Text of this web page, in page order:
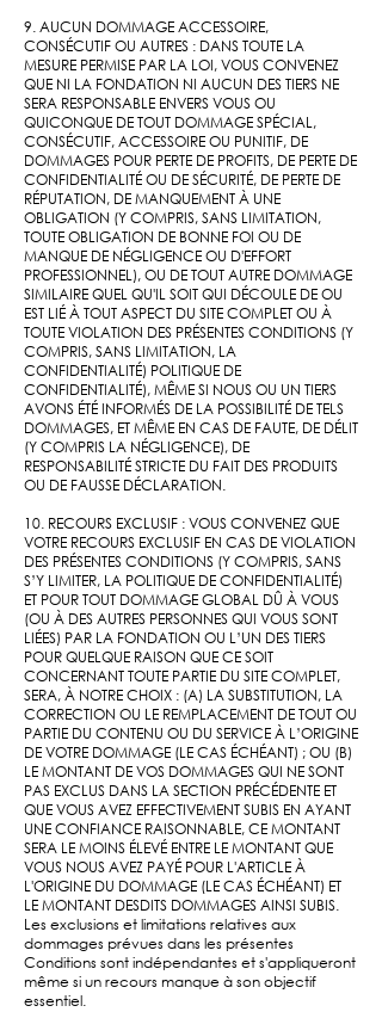
9. AUCUN DOMMAGE ACCESSOIRE,
CONSÉCUTIF OU AUTRES : DANS TOUTE LA
MESURE PERMISE PAR LA LOI, VOUS CONVENEZ
QUE NI LA ​​FONDATION NI AUCUN DES TIERS NE
SERA RESPONSABLE ENVERS VOUS OU
QUICONQUE DE TOUT DOMMAGE SPÉCIAL,
CONSÉCUTIF, ACCESSOIRE OU PUNITIF, DE
DOMMAGES POUR PERTE DE PROFITS, DE PERTE DE
CONFIDENTIALITÉ OU DE SÉCURITÉ, DE PERTE DE
RÉPUTATION, DE MANQUEMENT À UNE
OBLIGATION (Y COMPRIS, SANS LIMITATION,
TOUTE OBLIGATION DE BONNE FOI OU DE
MANQUE DE NÉGLIGENCE OU D'EFFORT
PROFESSIONNEL), OU DE TOUT AUTRE DOMMAGE
SIMILAIRE QUEL QU'IL SOIT QUI DÉCOULE DE OU
EST LIÉ À TOUT ASPECT DU SITE COMPLET OU À
TOUTE VIOLATION DES PRÉSENTES CONDITIONS (Y
COMPRIS, SANS LIMITATION, LA
CONFIDENTIALITÉ) POLITIQUE DE
CONFIDENTIALITÉ), MÊME SI NOUS OU UN TIERS
AVONS ÉTÉ INFORMÉS DE LA POSSIBILITÉ DE TELS
DOMMAGES, ET MÊME EN CAS DE FAUTE, DE DÉLIT
(Y COMPRIS LA NÉGLIGENCE), DE
RESPONSABILITÉ STRICTE DU FAIT DES PRODUITS
OU DE FAUSSE DÉCLARATION.
10. RECOURS EXCLUSIF : VOUS CONVENEZ QUE
VOTRE RECOURS EXCLUSIF EN CAS DE VIOLATION
DES PRÉSENTES CONDITIONS (Y COMPRIS, SANS
S’Y LIMITER, LA POLITIQUE DE CONFIDENTIALITÉ)
ET POUR TOUT DOMMAGE GLOBAL DÛ À VOUS
(OU À DES AUTRES PERSONNES QUI VOUS SONT
LIÉES) PAR LA FONDATION OU L’UN DES TIERS
POUR QUELQUE RAISON QUE CE SOIT
CONCERNANT TOUTE PARTIE DU SITE COMPLET,
SERA, À NOTRE CHOIX : (A) LA SUBSTITUTION, LA
CORRECTION OU LE REMPLACEMENT DE TOUT OU
PARTIE DU CONTENU OU DU SERVICE À L’ORIGINE
DE VOTRE DOMMAGE (LE CAS ÉCHÉANT) ; OU (B)
LE MONTANT DE VOS DOMMAGES QUI NE SONT
PAS EXCLUS DANS LA SECTION PRÉCÉDENTE ET
QUE VOUS AVEZ EFFECTIVEMENT SUBIS EN AYANT
UNE CONFIANCE RAISONNABLE, CE MONTANT
SERA LE MOINS ÉLEVÉ ENTRE LE MONTANT QUE
VOUS NOUS AVEZ PAYÉ POUR L'ARTICLE À
L'ORIGINE DU DOMMAGE (LE CAS ÉCHÉANT) ET
LE MONTANT DESDITS DOMMAGES AINSI SUBIS.
Les exclusions et limitations relatives aux
dommages prévues dans les présentes
Conditions sont indépendantes et s'appliqueront
même si un recours manque à son objectif
essentiel.